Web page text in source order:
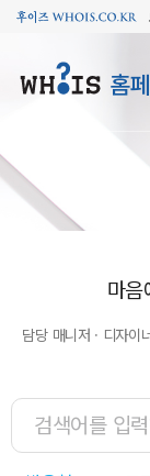
홈
마
담당 매니저 · 디자이